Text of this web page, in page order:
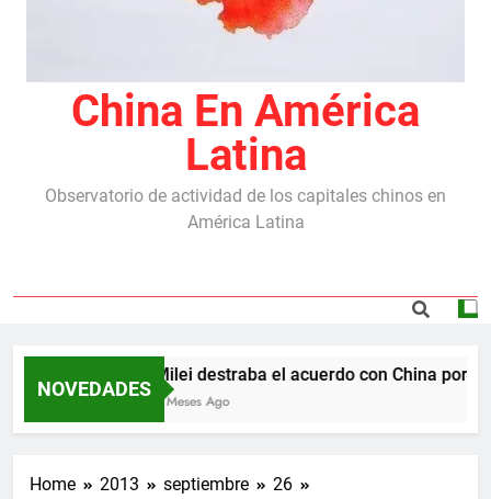
China En América
Latina
Observatorio de actividad de los capitales chinos en
América Latina
NOVEDADES
Milei destraba el acuerdo con China por
5 Meses Ago
Home 2013 septiembre
26